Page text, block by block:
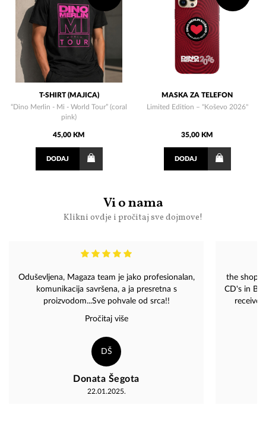
T-SHIRT (MAJICA)
“Dino Merlin - Mi - World Tour” (coral
pink)
45,00 KM
DODAJ
MASKA ZA TELEFON
Limited Edition – "Koševo 2026"
35,00 KM
DODAJ
Vi o nama
Klikni ovdje i pročitaj sve dojmove!
Oduševljena, Magaza team je jako profesionalan,
komunikacija savršena, a ja presretna s
proizvodom...Sve pohvale od srca!!
Pročitaj više
DŠ
Donata Šegota
22.01.2025.
the shop
CD's in
received in